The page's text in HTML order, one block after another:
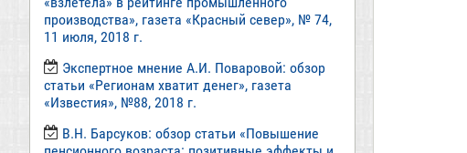
производства», газета «Красный север», № 74,
11 июля, 2018 г.
Экспертное мнение А.И. Поваровой: обзор
статьи «Регионам хватит денег», газета
«Известия», №88, 2018 г.
В.Н. Барсуков: обзор статьи «Повышение